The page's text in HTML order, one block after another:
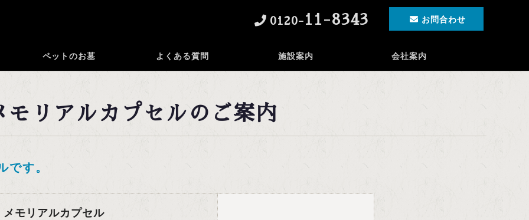
お問合わせ
0120- 11-8343
ペットのお墓 よくある質問 施設案内 会社案内
モリアルカプセルのご案内
です。
メモリアルカプセル